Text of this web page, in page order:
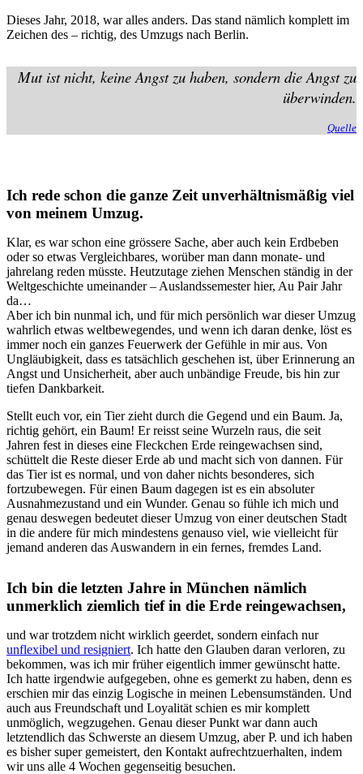
Dieses Jahr, 2018, war alles anders. Das stand nämlich komplett im
Zeichen des – richtig, des Umzugs nach Berlin.
Mut ist nicht, keine Angst zu haben, sondern die Angst zu
überwinden.
Quelle
Ich rede schon die ganze Zeit unverhältnismäßig viel
von meinem Umzug.
Klar, es war schon eine grössere Sache, aber auch kein Erdbeben
oder so etwas Vergleichbares, worüber man dann monate- und
jahrelang reden müsste. Heutzutage ziehen Menschen ständig in der
Weltgeschichte umeinander – Auslandssemester hier, Au Pair Jahr
da…
Aber ich bin nunmal ich, und für mich persönlich war dieser Umzug
wahrlich etwas weltbewegendes, und wenn ich daran denke, löst es
immer noch ein ganzes Feuerwerk der Gefühle in mir aus. Von
Ungläubigkeit, dass es tatsächlich geschehen ist, über Erinnerung an
Angst und Unsicherheit, aber auch unbändige Freude, bis hin zur
tiefen Dankbarkeit.
Stellt euch vor, ein Tier zieht durch die Gegend und ein Baum. Ja,
richtig gehört, ein Baum! Er reisst seine Wurzeln raus, die seit
Jahren fest in dieses eine Fleckchen Erde reingewachsen sind,
schüttelt die Reste dieser Erde ab und macht sich von dannen. Für
das Tier ist es normal, und von daher nichts besonderes, sich
fortzubewegen. Für einen Baum dagegen ist es ein absoluter
Ausnahmezustand und ein Wunder. Genau so fühle ich mich und
genau deswegen bedeutet dieser Umzug von einer deutschen Stadt
in die andere für mich mindestens genauso viel, wie vielleicht für
jemand anderen das Auswandern in ein fernes, fremdes Land.
Ich bin die letzten Jahre in München nämlich
unmerklich ziemlich tief in die Erde reingewachsen,
und war trotzdem nicht wirklich geerdet, sondern einfach nur
unflexibel und resigniert. Ich hatte den Glauben daran verloren, zu
bekommen, was ich mir früher eigentlich immer gewünscht hatte.
Ich hatte irgendwie aufgegeben, ohne es gemerkt zu haben, denn es
erschien mir das einzig Logische in meinen Lebensumständen. Und
auch aus Freundschaft und Loyalität schien es mir komplett
unmöglich, wegzugehen. Genau dieser Punkt war dann auch
letztendlich das Schwerste an diesem Umzug, aber P. und ich haben
es bisher super gemeistert, den Kontakt aufrechtzuerhalten, indem
wir uns alle 4 Wochen gegenseitig besuchen.